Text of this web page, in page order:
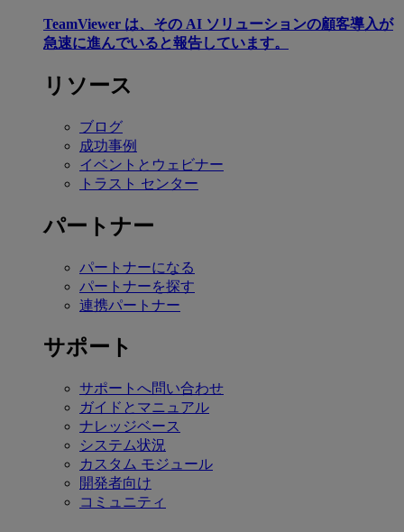
TeamViewer は、その AI ソリューションの顧客導入が
急速に進んでいると報告しています。
リソース
ブログ
成功事例
イベントとウェビナー
トラスト センター
パートナー
パートナーになる
パートナーを探す
連携パートナー
サポート
サポートへ問い合わせ
ガイドとマニュアル
ナレッジベース
システム状況
カスタム モジュール
開発者向け
コミュニティ